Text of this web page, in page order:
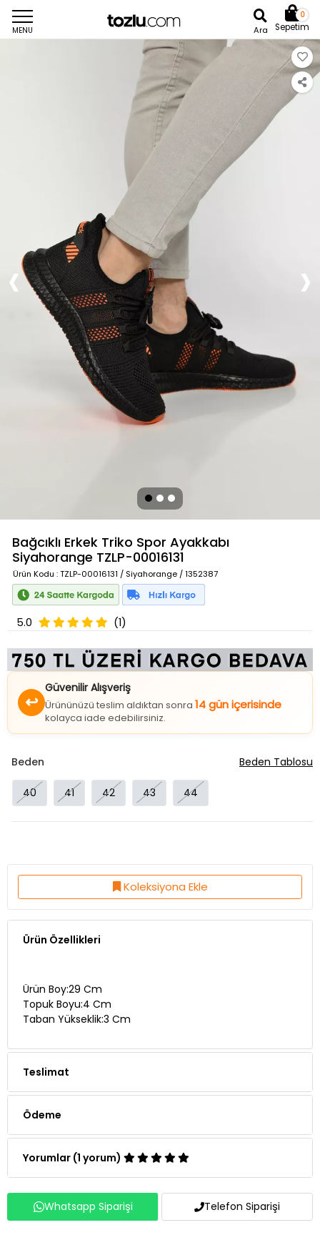
MENU Ara
0
Sepetim
Bağcıklı Erkek Triko Spor Ayakkabı
Siyahorange TZLP-00016131
Ürün Kodu : TZLP-00016131 / Siyahorange / 1352387
5.0 (1)
↩
Güvenilir Alışveriş
Ürününüzü teslim aldıktan sonra 14 gün içerisinde
kolayca iade edebilirsiniz.
Beden
40 41 42 43 44
Beden Tablosu
Koleksiyona Ekle
Ürün Özellikleri
Ürün Boy:29 Cm
Topuk Boyu:4 Cm
Taban Yükseklik:3 Cm
Teslimat
Ödeme
Yorumlar (1 yorum)
Whatsapp Siparişi Telefon Siparişi